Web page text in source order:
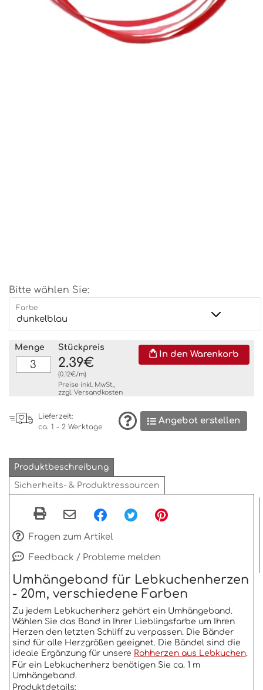
Bitte wählen Sie:
Farbe
Menge Stückpreis
2.39€
(0.12€/m)
Preise inkl. MwSt.,
zzgl. Versandkosten
In den Warenkorb
Lieferzeit:
ca. 1 - 2 Werktage
Angebot erstellen
Produktbeschreibung
Sicherheits- & Produktressourcen
Fragen zum Artikel
Feedback / Probleme melden
Umhängeband für Lebkuchenherzen
- 20m, verschiedene Farben
Zu jedem Lebkuchenherz gehört ein Umhängeband.
Wählen Sie das Band in Ihrer Lieblingsfarbe um Ihren
Herzen den letzten Schliff zu verpassen. Die Bänder
sind für alle Herzgrößen geeignet. Die Bändel sind die
ideale Ergänzung für unsere Rohherzen aus Lebkuchen.
Für ein Lebkuchenherz benötigen Sie ca. 1 m
Umhängeband.
Produktdetails: